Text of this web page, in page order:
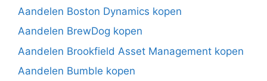
Aandelen Boston Dynamics kopen
Aandelen BrewDog kopen
Aandelen Brookfield Asset Management kopen
Aandelen Bumble kopen